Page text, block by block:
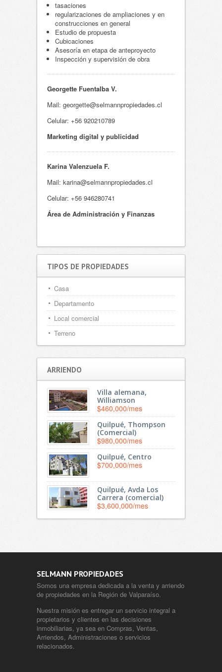
tasaciones
regularizaciones de ampliaciones y en
construcciones en general
Estudio de propuesta
Cubicaciones
Asesoría en etapa de anteproyecto
Inspección y supervisión de obra
Georgette Fuentalba V.
Mail: georgette@selmannpropiedades.cl
Celular: +56 920210789
Marketing digital y publicidad
Karina Valenzuela F.
Mail: karina@selmannpropiedades.cl
Celular: +56 946280741
Área de Administración y Finanzas
TIPOS DE PROPIEDADES
Casa
Departamento
Local comercial
Terreno
ARRIENDO
Villa alemana,
Williamson
$460,000/mes
Quilpué, Thompson
(Comercial)
$980,000/mes
Quilpué, Centro
$700,000/mes
Quilpué, Avda Los
Carrera (comercial)
$3,600,000/mes
SELMANN PROPIEDADES
Somos una empresa dedicada a la venta y arriendo
de propiedades en la Región de Valparaíso.
Nuestra misión es entregar un servicio integral a
propietarios y clientes en las decisiones
inmobiliarias, ya sea en Compras, Ventas,
Arriendos, Administraciones o servicios
relacionados.